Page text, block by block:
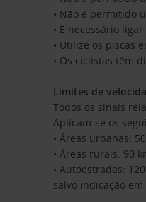
• Não é permitido
• É necessário
• Utilize os piscas
• Os ciclistas têm
Limites de
Todos os sinais
Aplicam-se os
• Áreas urbanas:
• Áreas rurais: 90
• Autoestradas:
salvo indicação